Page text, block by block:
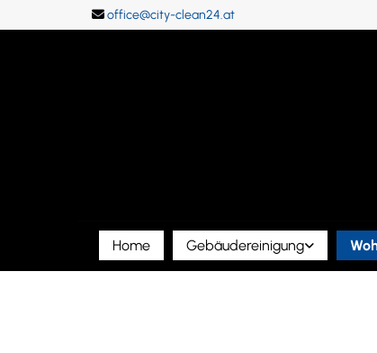
 office@city-clean24.at
Home Gebäudereinigung